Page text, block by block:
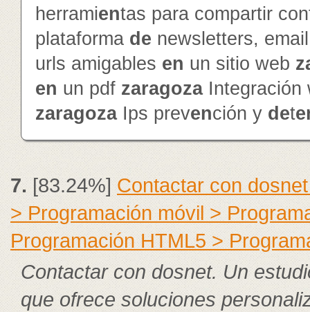
herramientas para compartir
plataforma de newsletters,
urls amigables en un sitio web
en un pdf zaragozaIntegración
zaragozaIps prevención y det
7. [83.24%] Contactar con
> Programación móvil >
Programación HTML5 >
Contactar con dosnet. Un
que ofrece soluciones